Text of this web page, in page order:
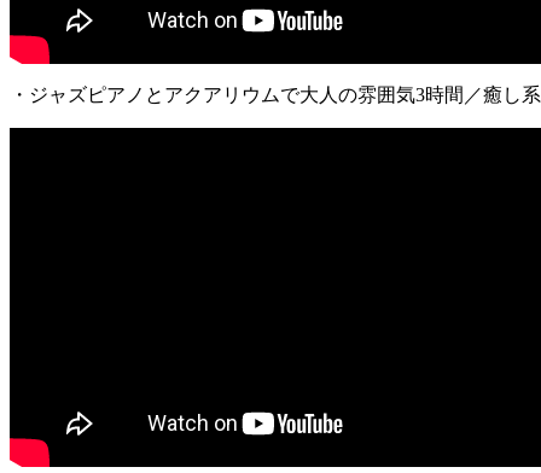
・ジャズピアノとアクアリウムで大人の雰囲気3時間／癒し系